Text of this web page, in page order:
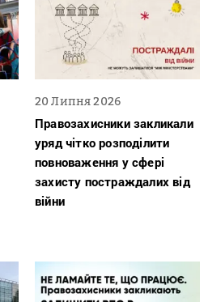
20 Липня 2026
Правозахисники закликали
уряд чітко розподілити
повноваження у сфері
захисту постраждалих від
війни